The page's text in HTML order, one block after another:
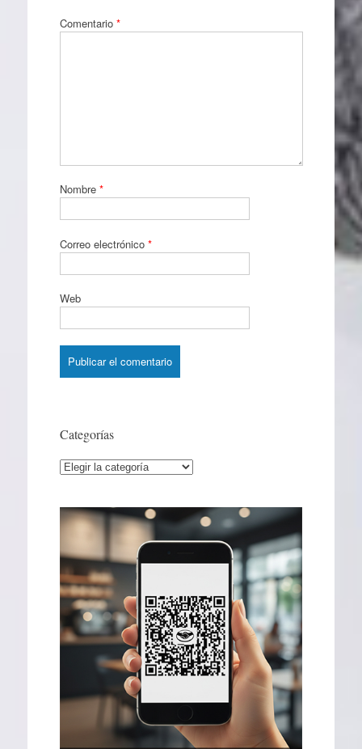
Comentario *
Nombre *
Correo electrónico *
Web
Categorías
Categorías